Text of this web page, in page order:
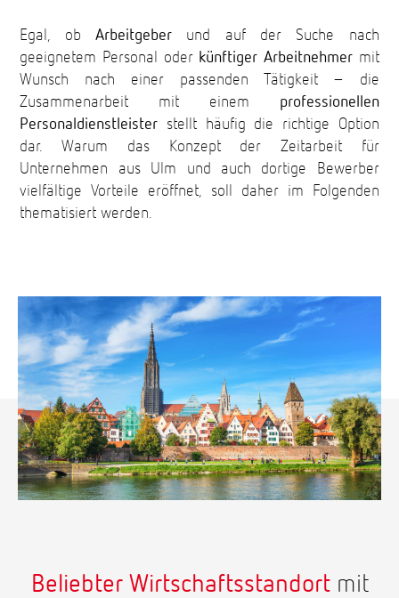
Egal, obArbeitgeber und auf der Suche nach
geeignetem Personal oder künftiger Arbeitnehmermit
Wunsch nach einer passenden Tätigkeit – die
Zusammenarbeit mit einem professionellen
Personaldienstleister stellt häufig die richtige Option
dar. Warum das Konzept der Zeitarbeit für
Unternehmen aus Ulm und auch dortige Bewerber
vielfältige Vorteile eröffnet, soll daher im Folgenden
thematisiert werden.
Beliebter Wirtschaftsstandortmit